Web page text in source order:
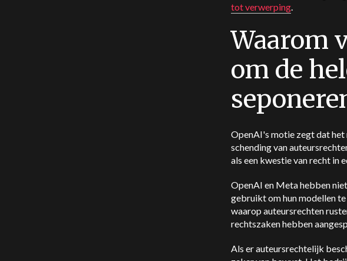
tot verwerping.
Waarom
om de
OpenAI's motie zegt dat
schending van
als een kwestie van recht in
OpenAI en Meta hebben
gebruikt om hun modellen
waarop auteursrechten
rechtszaken hebben
Als er auteursrechtelijk